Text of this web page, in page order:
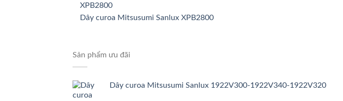
Dây curoa Mitsusumi Sanlux XPB2800
Sản phẩm ưu đãi
Dây curoa Mitsusumi Sanlux 1922V300-1922V340-1922V320